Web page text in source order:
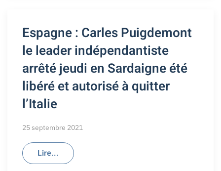
Espagne : Carles Puigdemont
le leader indépendantiste
arrêté jeudi en Sardaigne été
libéré et autorisé à quitter
l’Italie
25 septembre 2021
Lire...